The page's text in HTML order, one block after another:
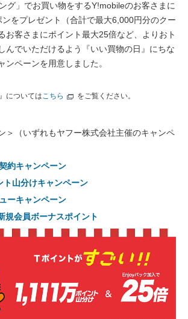
グ」でお買い物をするY!mobileのお客さまに
をプレゼント（合計で最大6,000円分のクー
お客さまにポイント最大25倍など、よりおト
んでいただけるよう『いい買物の日』にちな
ンペーンを用意しました。
についてはこちら をご覧ください。
＞（いずれもヤフー株式会社主催のキャンペ
約キャンペーン
ト山分けキャンペーン
ーキャンペーン
規会員ボーナスポイント